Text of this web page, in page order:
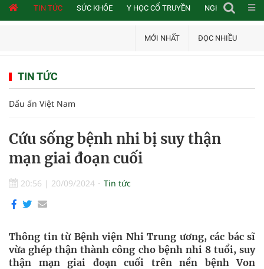
TIN TỨC SỨC KHỎE Y HỌC CỔ TRUYỀN NGHIÊN CỨU
MỚI NHẤT ĐỌC NHIỀU
TIN TỨC
Dấu ấn Việt Nam
Cứu sống bệnh nhi bị suy thận
mạn giai đoạn cuối
20:56 | 20/09/2024 Tin tức
Thông tin từ Bệnh viện Nhi Trung ương, các bác sĩ
vừa ghép thận thành công cho bệnh nhi 8 tuổi, suy
thận mạn giai đoạn cuối trên nền bệnh Von